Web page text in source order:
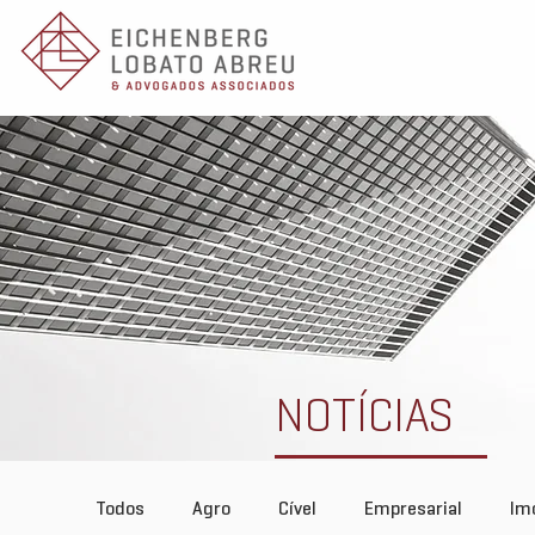
NOTÍCIAS
Todos Agro Cível Empresarial